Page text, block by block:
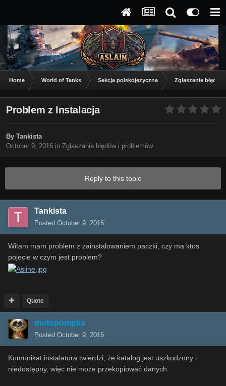
Home World of Tanks Sekcja polskojęzyczna Zgłaszanie
Problem z Instalacja
By Tankista
October 9, 2016 in Zgłaszanie błędów i problemów
Reply to this topic
Tankista
Posted October 9, 2016
Witam mam problem z zainstalowaniem paczki, czy ma ktos
pojecie w czym jest problem?
Quote
mutopompka
Posted October 9, 2016
Komunikat instalatora twierdzi, że katalog jest uszkodzony i
niedostępny, więc nie może przekopiować danych.